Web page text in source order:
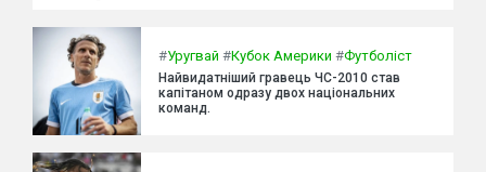
#Уругвай #Кубок Америки #Футболіст
Найвидатніший гравець ЧС-2010 став
капітаном одразу двох національних
команд.